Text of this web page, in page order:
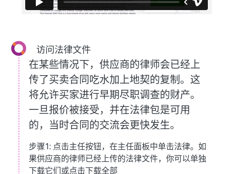
访问法律文件
在某些情况下，供应商的律师会已经上
传了买卖合同吃水加上地契的复制。这
将允许买家进行早期尽职调查的财产。
一旦报价被接受，并在法律包是可用
的，当时合同的交流会更快发生。
步骤1:点击主任按钮，在主任面板中单击法律。如
果供应商的律师已经上传的法律文件，你可以单独
下载它们或点击下载全部